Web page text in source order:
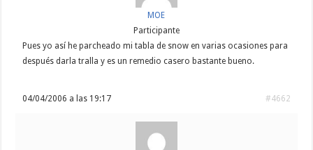
MOE
Participante
Pues yo así he parcheado mi tabla de snow en varias ocasiones para
después darla tralla y es un remedio casero bastante bueno.
04/04/2006 a las 19:17 #4662